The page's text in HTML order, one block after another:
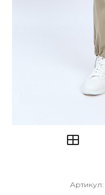
Артикул: